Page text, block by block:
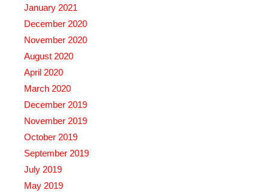
January 2021
December 2020
November 2020
August 2020
April 2020
March 2020
December 2019
November 2019
October 2019
September 2019
July 2019
May 2019